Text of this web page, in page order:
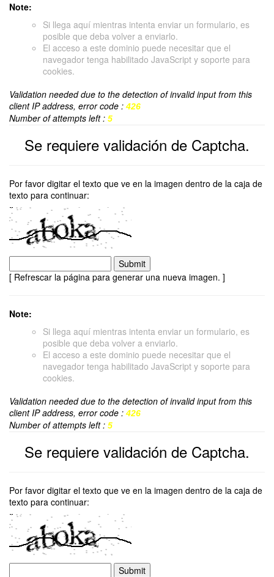
Note:
Si llega aquí mientras intenta enviar un formulario, es
posible que deba volver a enviarlo.
El acceso a este dominio puede necesitar que el
navegador tenga habilitado JavaScript y soporte para
cookies.
Validation needed due to the detection of invalid input from this
client IP address, error code : 426
Number of attempts left : 5
Se requiere validación de Captcha.
Por favor digitar el texto que ve en la imagen dentro de la caja de
texto para continuar:
[ Refrescar la página para generar una nueva imagen. ]
Note:
Si llega aquí mientras intenta enviar un formulario, es
posible que deba volver a enviarlo.
El acceso a este dominio puede necesitar que el
navegador tenga habilitado JavaScript y soporte para
cookies.
Validation needed due to the detection of invalid input from this
client IP address, error code : 426
Number of attempts left : 5
Se requiere validación de Captcha.
Por favor digitar el texto que ve en la imagen dentro de la caja de
texto para continuar: